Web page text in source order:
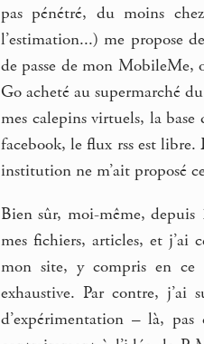
pas pénétré, du moins
l’estimation...) me propose
de passe de mon MobileMe,
Go acheté au supermarché
mes calepins virtuels, la
facebook, le flux rss est libre.
institution ne m’ait proposé
Bien sûr, moi-même, depuis
mes fichiers, articles, et j’ai
mon site, y compris en ce
exhaustive. Par contre, j’ai
d’expérimentation – là, pas